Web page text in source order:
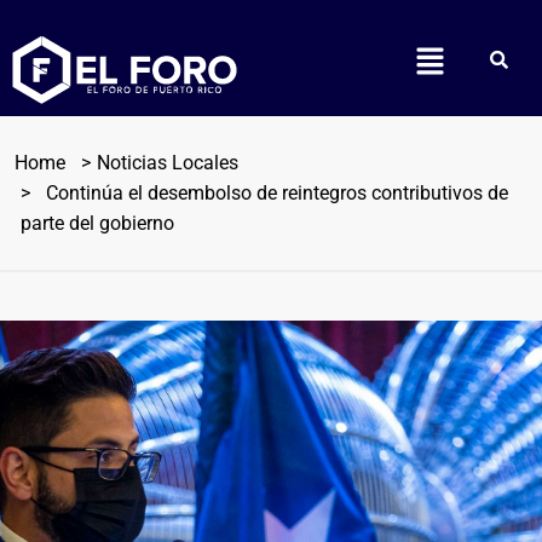
Home
Noticias Locales
Continúa el desembolso de reintegros contributivos de
parte del gobierno